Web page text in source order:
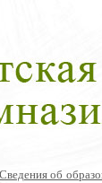
Сведения об